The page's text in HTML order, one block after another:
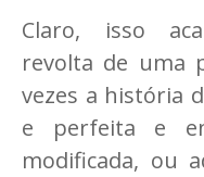
Claro, isso
revolta de uma
vezes a história
e perfeita e
modificada, ou